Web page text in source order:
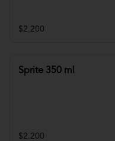
$2.200
Sprite 350 ml
$2.200